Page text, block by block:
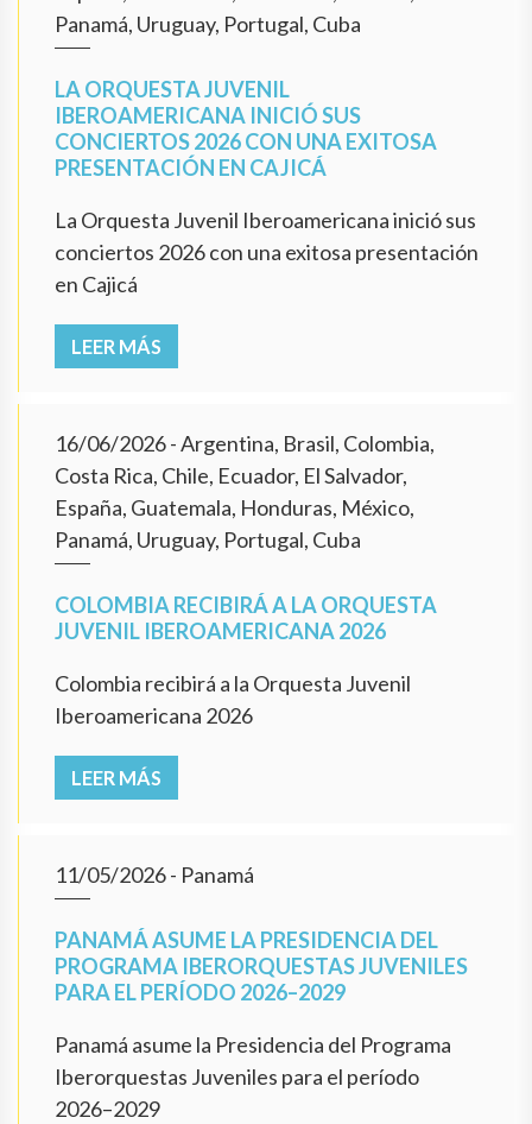
Panamá, Uruguay, Portugal, Cuba
LA ORQUESTA JUVENIL
IBEROAMERICANA INICIÓ SUS
CONCIERTOS 2026 CON UNA EXITOSA
PRESENTACIÓN EN CAJICÁ
La Orquesta Juvenil Iberoamericana inició sus
conciertos 2026 con una exitosa presentación
en Cajicá
LEER MÁS
16/06/2026- Argentina, Brasil, Colombia,
Costa Rica, Chile, Ecuador, El Salvador,
España, Guatemala, Honduras, México,
Panamá, Uruguay, Portugal, Cuba
COLOMBIA RECIBIRÁ A LA ORQUESTA
JUVENIL IBEROAMERICANA 2026
Colombia recibirá a la Orquesta Juvenil
Iberoamericana 2026
LEER MÁS
11/05/2026- Panamá
PANAMÁ ASUME LA PRESIDENCIA DEL
PROGRAMA IBERORQUESTAS JUVENILES
PARA EL PERÍODO 2026–2029
Panamá asume la Presidencia del Programa
Iberorquestas Juveniles para el período
2026–2029